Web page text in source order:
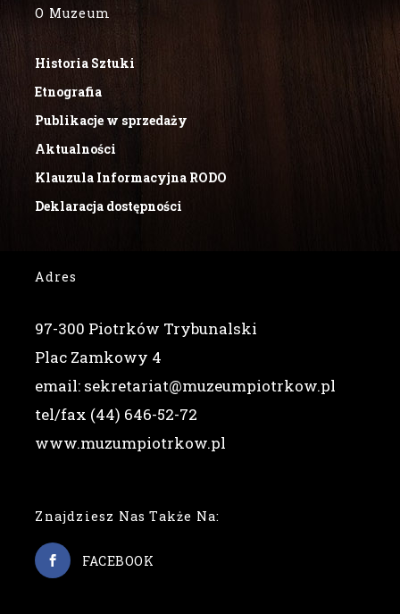
O Muzeum
Historia Sztuki
Etnografia
Publikacje w sprzedaży
Aktualności
Klauzula Informacyjna RODO
Deklaracja dostępności
Adres
97-300 Piotrków Trybunalski
Plac Zamkowy 4
email: sekretariat@muzeumpiotrkow.pl
tel/fax (44) 646-52-72
www.muzumpiotrkow.pl
Znajdziesz Nas Także Na:
FACEBOOK